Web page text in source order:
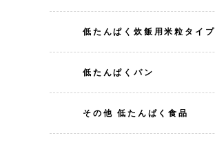
低たんぱく炊飯用米粒タイプ
低たんぱくパン
その他 低たんぱく食品